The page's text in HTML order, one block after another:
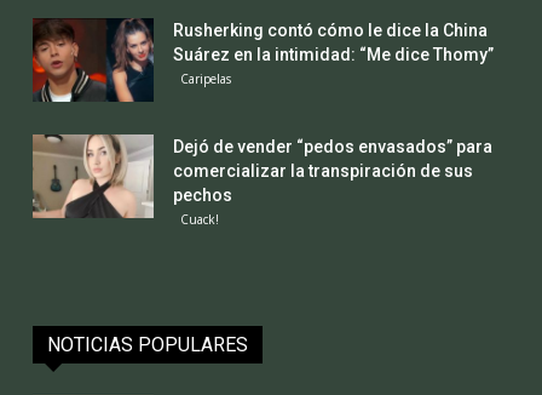
Rusherking contó cómo le dice la China
Suárez en la intimidad: “Me dice Thomy”
Caripelas
Dejó de vender “pedos envasados” para
comercializar la transpiración de sus
pechos
Cuack!
NOTICIAS POPULARES